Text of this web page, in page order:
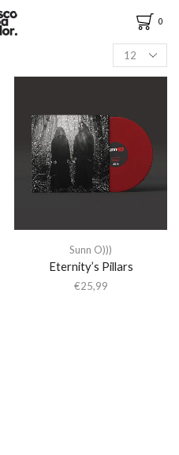
0
Sunn O)))
Eternity’s Pillars
€25,99